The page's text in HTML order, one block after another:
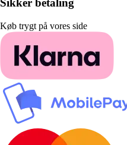
Sikker betaling
Køb trygt på vores side